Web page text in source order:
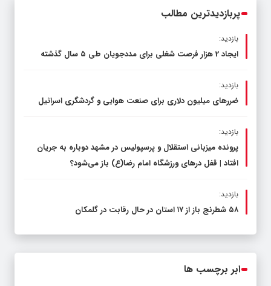
پربازدیدترین مطالب
بازدید:
ایجاد 2 هزار فرصت شغلی برای مددجویان طی ۵ سال گذشته
بازدید:
ضررهای میلیون دلاری برای صنعت هوایی و گردشگری اسرائیل
بازدید:
پرونده میزبانی استقلال و پرسپولیس در مشهد دوباره به جریان
افتاد | قفل در‌های ورزشگاه امام رضا(ع) باز می‌شود؟
بازدید:
۵۸ شطرنج‌ باز از ۱۷ استان در حال رقابت در گلمکان
ابر برچسب ها